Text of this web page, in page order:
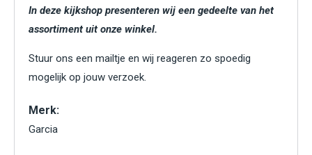
In deze kijkshop presenteren wij een gedeelte van het
assortiment uit onze winkel.
Stuur ons een mailtje en wij reageren zo spoedig
mogelijk op jouw verzoek.
Merk:
Garcia